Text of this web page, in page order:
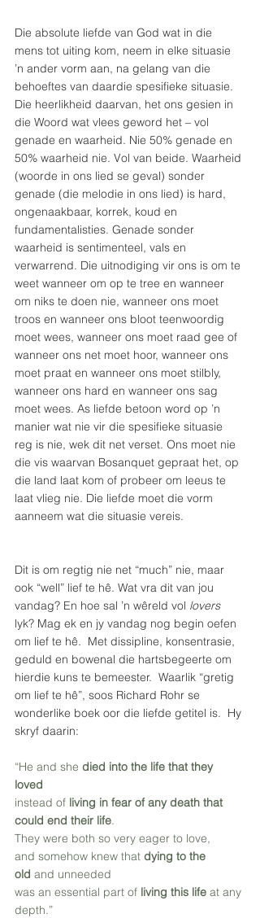
Die absolute liefde van God wat in die
mens tot uiting kom, neem in elke situasie
’n ander vorm aan, na gelang van die
behoeftes van daardie spesifieke situasie.
Die heerlikheid daarvan, het ons gesien in
die Woord wat vlees geword het – vol
genade en waarheid. Nie 50% genade en
50% waarheid nie. Vol van beide. Waarheid
(woorde in ons lied se geval) sonder
genade (die melodie in ons lied) is hard,
ongenaakbaar, korrek, koud en
fundamentalisties. Genade sonder
waarheid is sentimenteel, vals en
verwarrend. Die uitnodiging vir ons is om te
weet wanneer om op te tree en wanneer
om niks te doen nie, wanneer ons moet
troos en wanneer ons bloot teenwoordig
moet wees, wanneer ons moet raad gee of
wanneer ons net moet hoor, wanneer ons
moet praat en wanneer ons moet stilbly,
wanneer ons hard en wanneer ons sag
moet wees. As liefde betoon word op ’n
manier wat nie vir die spesifieke situasie
reg is nie, wek dit net verset. Ons moet nie
die vis waarvan Bosanquet gepraat het, op
die land laat kom of probeer om leeus te
laat vlieg nie. Die liefde moet die vorm
aanneem wat die situasie vereis.
Dit is om regtig nie net “much” nie, maar
ook “well” lief te hê. Wat vra dit van jou
vandag? En hoe sal ’n wêreld vol lovers
lyk? Mag ek en jy vandag nog begin oefen
om lief te hê.  Met dissipline, konsentrasie,
geduld en bowenal die hartsbegeerte om
hierdie kuns te bemeester.  Waarlik “gretig
om lief te hê”, soos Richard Rohr se
wonderlike boek oor die liefde getitel is.  Hy
skryf daarin:
“He and she died into the life that they
loved
instead of living in fear of any death that
could end their life.
They were both so very eager to love,
and somehow knew that dying to the
old and unneeded
was an essential part of living this life at any
depth.”